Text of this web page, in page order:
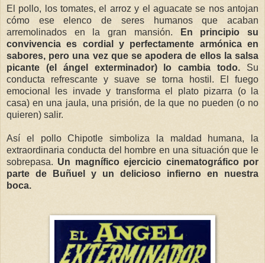
El pollo, los tomates, el arroz y el aguacate se nos antojan
cómo ese elenco de seres humanos que acaban
arremolinados en la gran mansión.
En principio su
convivencia es cordial y perfectamente armónica en
sabores, pero una vez que se apodera de ellos la salsa
picante (el ángel exterminador) lo cambia todo. Su
conducta refrescante y suave se torna hostil. El fuego
emocional les invade y transforma el plato pizarra (o la
casa) en una jaula, una prisión, de la que no pueden (o no
quieren) salir.
Así el pollo Chipotle simboliza la maldad humana, la
extraordinaria conducta del hombre en una situación que le
sobrepasa. Un magnífico ejercicio cinematográfico por
parte de Buñuel y un delicioso infierno en nuestra
boca.